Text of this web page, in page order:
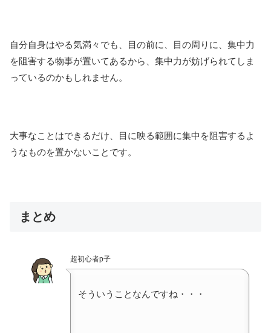
自分自身はやる気満々でも、目の前に、目の周りに、集中力
を阻害する物事が置いてあるから、集中力が妨げられてしま
っているのかもしれません。
大事なことはできるだけ、目に映る範囲に集中を阻害するよ
うなものを置かないことです。
まとめ
超初心者p子
そういうことなんですね・・・